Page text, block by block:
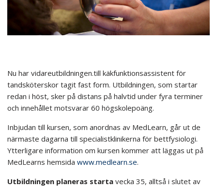
Nu har vidareutbildningen.till käkfunktionsassistent för
tandsköterskor tagit fast form. Utbildningen, som startar
redan i höst, sker på distans på halvtid under fyra terminer
och innehållet motsvarar 60 högskolepoäng.
Inbjudan till kursen, som anordnas av MedLearn, går ut de
närmaste dagarna till specialistklinikerna för bettfysiologi.
Ytterligare information om kursen kommer att läggas ut på
MedLearns hemsida www.medlearn.se.
Utbildningen planeras starta vecka 35, alltså i slutet av